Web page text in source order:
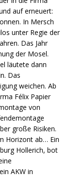
auf erneuert:
In Mersch
unter Regie der
Das Jahr
der Mosel.
läutete dann
Das
weichen. Ab
Félix Papier
von
große Risiken.
Horizont ab… Ein
Hollerich, bot
AKW in